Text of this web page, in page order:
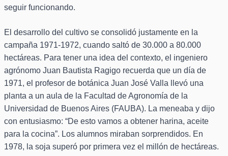
seguir funcionando.
El desarrollo del cultivo se consolidó justamente en la
campaña 1971-1972, cuando saltó de 30.000 a 80.000
hectáreas. Para tener una idea del contexto, el ingeniero
agrónomo Juan Bautista Ragigo recuerda que un día de
1971, el profesor de botánica Juan José Valla llevó una
planta a un aula de la Facultad de Agronomía de la
Universidad de Buenos Aires (FAUBA). La meneaba y dijo
con entusiasmo: “De esto vamos a obtener harina, aceite
para la cocina”. Los alumnos miraban sorprendidos. En
1978, la soja superó por primera vez el millón de hectáreas.